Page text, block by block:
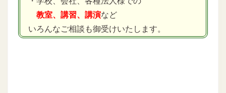
教室、講習、講演など
いろんなご相談も御受けいたします。